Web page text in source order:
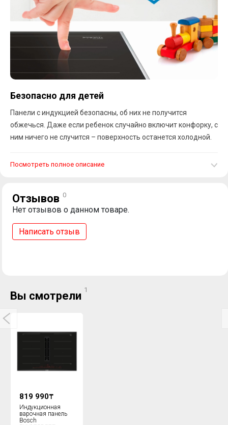
Безопасно для детей
Панели с индукцией безопасны, об них не получится
обжечься. Даже если ребенок случайно включит конфорку, с
ним ничего не случится – поверхность останется холодной.
Посмотреть полное описание
Отзывов 0
Нет отзывов о данном товаре.
Написать отзыв
Вы смотрели 1
819 990₸
Индукционная
варочная панель
Bosch